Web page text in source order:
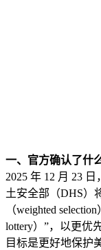
一、官方确认了什
2025 年 12 月 23
土安全部（DHS）
（weighted
lottery）”，以更优
目标是更好地保护